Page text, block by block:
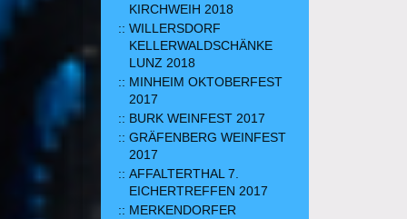
KIRCHWEIH 2018
WILLERSDORF
KELLERWALDSCHÄNKE
LUNZ 2018
MINHEIM OKTOBERFEST
2017
BURK WEINFEST 2017
GRÄFENBERG WEINFEST
2017
AFFALTERTHAL 7.
EICHERTREFFEN 2017
MERKENDORFER